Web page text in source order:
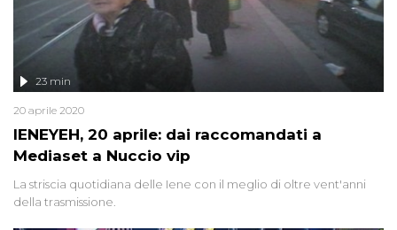
IENEYEH, 20 aprile: dai raccomandati a
Mediaset a Nuccio vip
23 min
20 aprile 2020
La striscia quotidiana delle Iene con il meglio di oltre vent'anni
della trasmissione.